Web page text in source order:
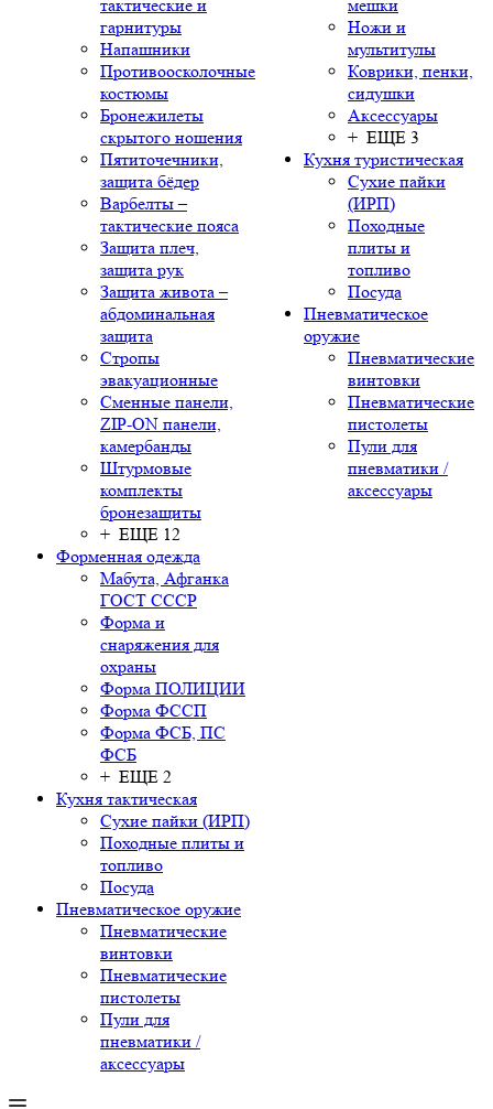
тактические и
гарнитуры
Напашники
Противоосколочные
костюмы
Бронежилеты
скрытого ношения
Пятиточечники,
защита бёдер
Варбелты –
тактические пояса
Защита плеч,
защита рук
Защита живота –
абдоминальная
защита
Стропы
эвакуационные
Сменные панели,
ZIP-ON панели,
камербанды
Штурмовые
комплекты
бронезащиты
+ ЕЩЕ 12
Форменная одежда
Мабута, Афганка
ГОСТ СССР
Форма и
снаряжения для
охраны
Форма ПОЛИЦИИ
Форма ФССП
Форма ФСБ, ПС
ФСБ
+ ЕЩЕ 2
Кухня тактическая
Сухие пайки (ИРП)
Походные плиты и
топливо
Посуда
Пневматическое оружие
Пневматические
винтовки
Пневматические
пистолеты
Пули для
пневматики /
аксессуары
мешки
Ножи и
мультитулы
Коврики, пенки,
сидушки
Аксессуары
+ ЕЩЕ 3
Кухня туристическая
Сухие пайки
(ИРП)
Походные
плиты и
топливо
Посуда
Пневматическое
оружие
Пневматические
винтовки
Пневматические
пистолеты
Пули для
пневматики /
аксессуары